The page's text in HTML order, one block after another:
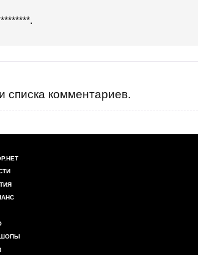
списка комментариев.